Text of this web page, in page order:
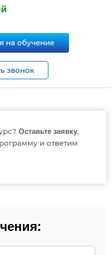
на обучение
звонок
Оставьте заявку,
и ответим